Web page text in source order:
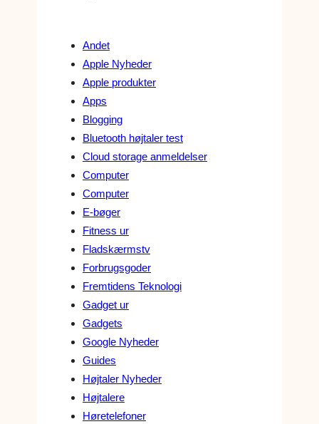
Andet
Apple Nyheder
Apple produkter
Apps
Blogging
Bluetooth højtaler test
Cloud storage anmeldelser
Computer
Computer
E-bøger
Fitness ur
Fladskærmstv
Forbrugsgoder
Fremtidens Teknologi
Gadget ur
Gadgets
Google Nyheder
Guides
Højtaler Nyheder
Højtalere
Høretelefoner